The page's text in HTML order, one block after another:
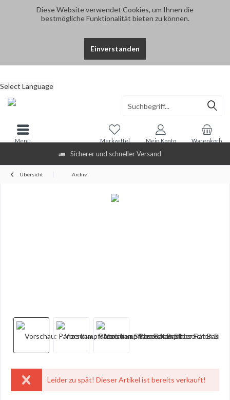
Diese Website verwendet Cookies, um Ihnen die
bestmögliche Funktionalität bieten zu können.
Einverstanden
Sicherer und schneller Versand
Select Language
Warenkorb
Merkzettel Mein Konto
Menü
Übersicht Archiv
Leider zu spät! Dieser Artikel ist bereits verkauft!